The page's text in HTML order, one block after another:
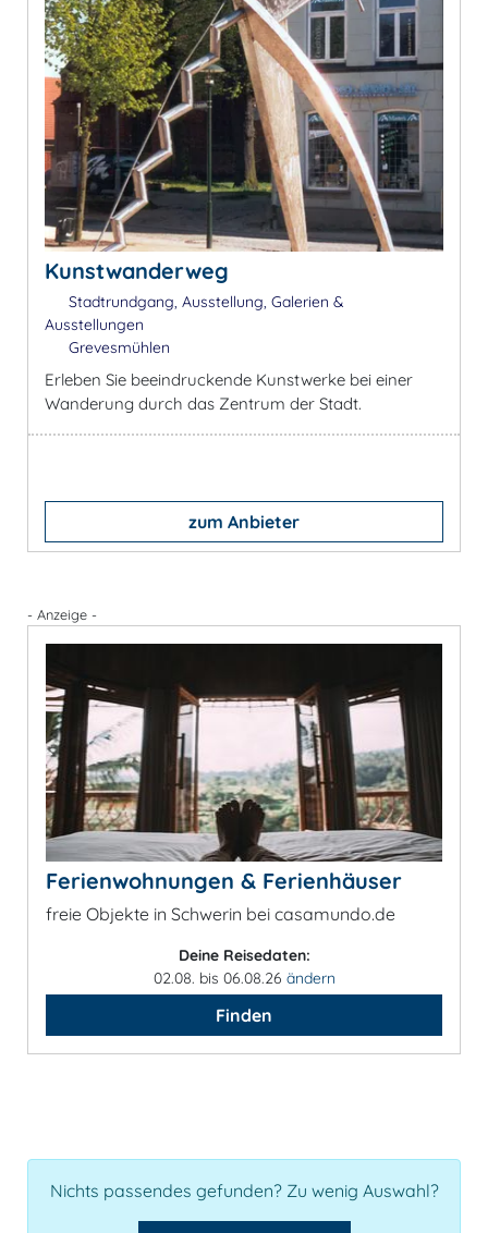
Kunstwanderweg
Stadtrundgang, Ausstellung, Galerien &
Ausstellungen
Grevesmühlen
Erleben Sie beeindruckende Kunstwerke bei einer
Wanderung durch das Zentrum der Stadt.
zum Anbieter
- Anzeige -
Ferienwohnungen & Ferienhäuser
freie Objekte in Schwerin bei casamundo.de
Deine Reisedaten:
02.08. bis 06.08.26 ändern
Finden
Nichts passendes gefunden? Zu wenig Auswahl?